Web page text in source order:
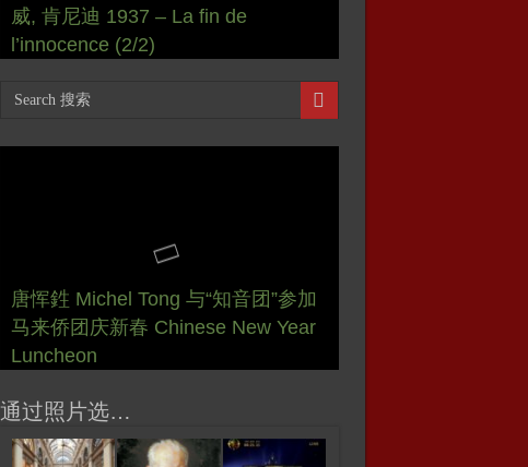
威, 肯尼迪 1937 – La fin de
l’innocence (2/2)
威, 肯尼迪 1937 – La fin de
l’innocence (1/2)
【东西视记】格蕾丝·凯莉 面对命运
Grace face à son destin
Eugène Delacroix, d’Orient et
d’Occident
【东西视记】皮尔·卡丹 Pierre
Cardin – La griffe de la modernité
偶像 Karl Lagerfeld, une icône hors
norme
唐恽鉎 Michel Tong 与“知音团”参加
马来侨团庆新春 Chinese New Year
Luncheon
唐恽鉎参加 巴黎“知音团”空间启用仪
式 Espace ZhiYin le 27/12/25
唐恽鉎与朋友“夏令日”巴黎圣母院写
生 Michel Tong Peindre à Notre-
Dame le 30/03/25
唐恽鉎 Michel Tong 参加马来侨团庆
新春 Chinese New Year Luncheon
唐恽鉎 Michel Tong 参加勒吕德“文
艺复兴”节画展 Exposition
“Renaissance” au Lude
唐恽鉎 Michel Tong 将参加勒吕
德“文艺复兴”节画展 Exposition
“Renaissance” au Lude
【文化生活】大皇宫艺术展 Art
Capital 2024 au Grand Palais
Ephemere
【文化生活】艺术览: 2023年 大皇宫
艺术展 圆满闭幕 Art Capital 2023 au
Grand Palais Ephemere
【东西视记】开幕式: 桑利斯 2022艺
术展 Vernissage SENLIS.ARTFAIR
2022
【文化生活】桑利斯 2022艺术展
SENLIS.ARTFAIR 2022
【文化生活】唐恽鉎 Michel Tong :
Art Capital 2022
【文化生活】开幕式: 第一期“临
时”大皇宫艺术展 Vernissage: Art
Capital 2022 au Grand Palais
Ephemere
通过照片选…